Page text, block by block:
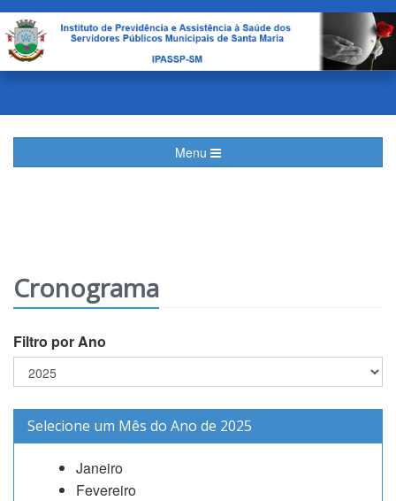
Menu
Cronograma
Filtro por Ano
Selecione um Mês do Ano de 2025
Janeiro
Fevereiro